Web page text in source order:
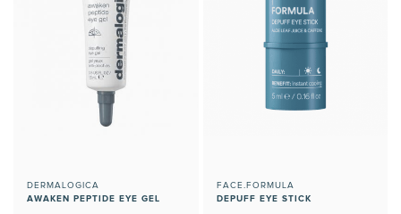
DERMALOGICA
AWAKEN PEPTIDE EYE GEL
FACE.FORMULA
DEPUFF EYE STICK